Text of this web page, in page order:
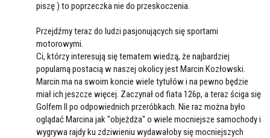
piszę ) to poprzeczka nie do przeskoczenia.
Przejdźmy teraz do ludzi pasjonujących się sportami
motorowymi.
Ci, którzy interesują się tematem wiedzą, że najbardziej
popularną postacią w naszej okolicy jest Marcin Kozłowski.
Marcin ma na swoim koncie wiele tytułów i na pewno będzie
miał ich jeszcze więcej. Zaczynał od fiata 126p, a teraz ściga się
Golfem II po odpowiednich przeróbkach. Nie raz można było
oglądać Marcina jak "objeżdża" o wiele mocniejsze samochody i
wygrywa rajdy ku zdziwieniu wydawałoby się mocniejszych